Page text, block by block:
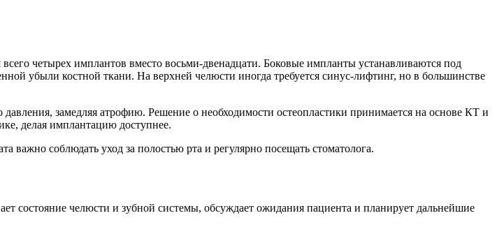
четырех имплантов вместо восьми-двенадцати. Боковые импланты устанавливаются под
убыли костной ткани. На верхней челюсти иногда требуется синус-лифтинг, но в большинстве
замедляя атрофию. Решение о необходимости остеопластики принимается на основе КТ и
делая имплантацию доступнее.
важно соблюдать уход за полостью рта и регулярно посещать стоматолога.
состояние челюсти и зубной системы, обсуждает ожидания пациента и планирует дальнейшие